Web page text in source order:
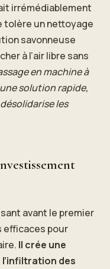
irrémédiablement
tolère un nettoyage
savonneuse
à l’air libre sans
en machine à
solution rapide,
les
avant le premier
efficaces pour
Il crée une
des